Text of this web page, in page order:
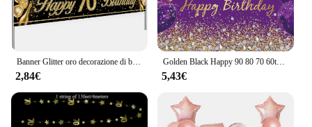
Banner Glitter oro decorazione di buon compleanno 18 21 60 70 anni Banner festa di compleanno oro nero decorazione di compleanno
2,84€
Golden Black Happy 90 80 70 60th Birthday Background Adult Birthday Party Decor Banner fotografia sfondo Photo Studio puntelli
5,43€